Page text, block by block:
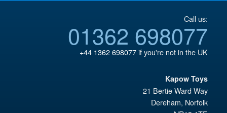
Call us:
01362 698077
+44 1362 698077if you're not in the UK
Kapow Toys
21 Bertie Ward Way
Dereham, Norfolk